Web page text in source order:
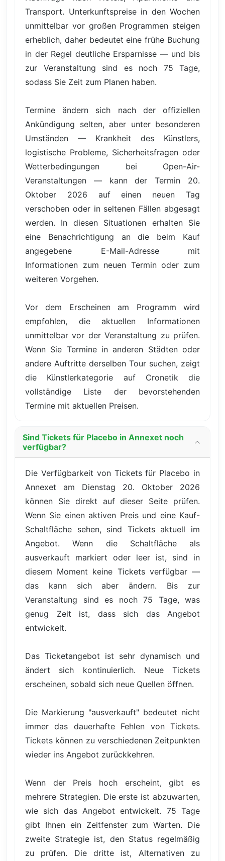
Transport. Unterkunftspreise in den Wochen
unmittelbar vor großen Programmen steigen
erheblich, daher bedeutet eine frühe Buchung
in der Regel deutliche Ersparnisse — und bis
zur Veranstaltung sind es noch 75 Tage,
sodass Sie Zeit zum Planen haben.
Termine ändern sich nach der offiziellen
Ankündigung selten, aber unter besonderen
Umständen — Krankheit des Künstlers,
logistische Probleme, Sicherheitsfragen oder
Wetterbedingungen bei Open-Air-
Veranstaltungen — kann der Termin 20.
Oktober 2026 auf einen neuen Tag
verschoben oder in seltenen Fällen abgesagt
werden. In diesen Situationen erhalten Sie
eine Benachrichtigung an die beim Kauf
angegebene E-Mail-Adresse mit
Informationen zum neuen Termin oder zum
weiteren Vorgehen.
Vor dem Erscheinen am Programm wird
empfohlen, die aktuellen Informationen
unmittelbar vor der Veranstaltung zu prüfen.
Wenn Sie Termine in anderen Städten oder
andere Auftritte derselben Tour suchen, zeigt
die Künstlerkategorie auf Cronetik die
vollständige Liste der bevorstehenden
Termine mit aktuellen Preisen.
Sind Tickets für Placebo in Annexet noch
verfügbar?
Die Verfügbarkeit von Tickets für Placebo in
Annexet am Dienstag 20. Oktober 2026
können Sie direkt auf dieser Seite prüfen.
Wenn Sie einen aktiven Preis und eine Kauf-
Schaltfläche sehen, sind Tickets aktuell im
Angebot. Wenn die Schaltfläche als
ausverkauft markiert oder leer ist, sind in
diesem Moment keine Tickets verfügbar —
das kann sich aber ändern. Bis zur
Veranstaltung sind es noch 75 Tage, was
genug Zeit ist, dass sich das Angebot
entwickelt.
Das Ticketangebot ist sehr dynamisch und
ändert sich kontinuierlich. Neue Tickets
erscheinen, sobald sich neue Quellen öffnen.
Die Markierung "ausverkauft" bedeutet nicht
immer das dauerhafte Fehlen von Tickets.
Tickets können zu verschiedenen Zeitpunkten
wieder ins Angebot zurückkehren.
Wenn der Preis hoch erscheint, gibt es
mehrere Strategien. Die erste ist abzuwarten,
wie sich das Angebot entwickelt. 75 Tage
gibt Ihnen ein Zeitfenster zum Warten. Die
zweite Strategie ist, den Status regelmäßig
zu prüfen. Die dritte ist, Alternativen zu